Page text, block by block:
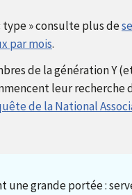
type » consulte plus de
par mois.
de la génération Y
leur recherche
de la National
une grande portée :